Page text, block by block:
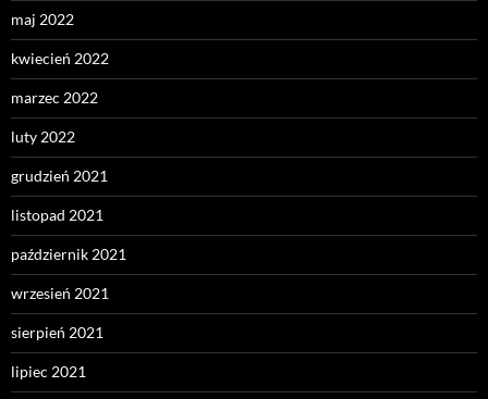
maj 2022
kwiecień 2022
marzec 2022
luty 2022
grudzień 2021
listopad 2021
październik 2021
wrzesień 2021
sierpień 2021
lipiec 2021